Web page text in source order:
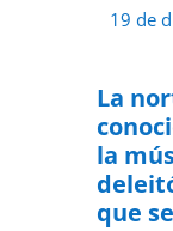
19 de
La
la
que